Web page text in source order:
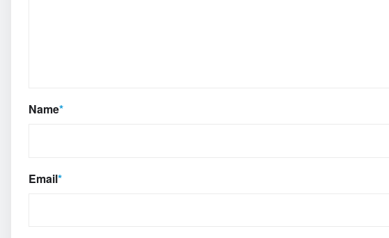
Name*
Email*